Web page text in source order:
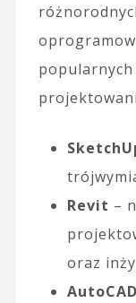
Revit –
oraz
AutoCAD